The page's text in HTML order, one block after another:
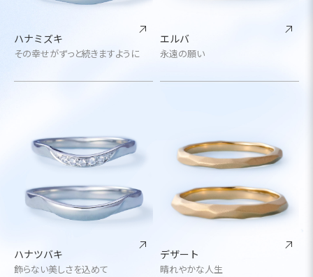
ハナミズキ
その幸せがずっと続きますように
エルバ
永遠の願い
ハナツバキ
飾らない美しさを込めて
デザート
晴れやかな人生